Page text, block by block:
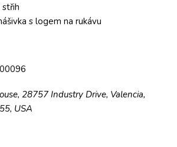
s logem na rukávu
28757 Industry Drive, Valencia,
USA